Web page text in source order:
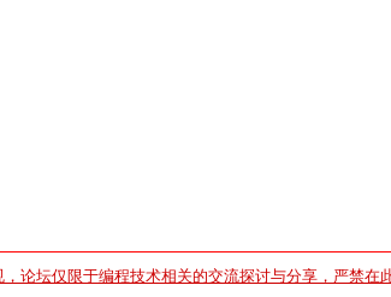
，论坛仅限于编程技术相关的交流探讨与分享，严禁